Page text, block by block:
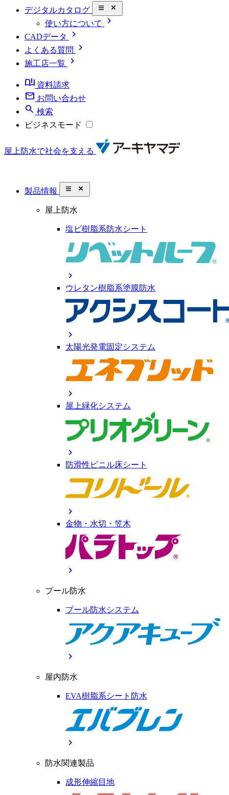
デジタルカタログ close_small
使い方について chevron_right
CADデータ chevron_right
よくある質問 chevron_right
施工店一覧
chevron_right
book_ribbon 資料請求
mail お問い合わせ
search 検索
ビジネスモード
屋上防水で社会を支える
製品情報 close_small
屋上防水
塩ビ樹脂系防水シート
chevron_right
ウレタン樹脂系塗膜防水
chevron_right
太陽光発電固定システム
chevron_right
屋上緑化システム
chevron_right
防滑性ビニル床シート
chevron_right
金物・水切・笠木
chevron_right
プール防水
プール防水システム
chevron_right
屋内防水
EVA樹脂系シート防水
chevron_right
防水関連製品
成形伸縮目地